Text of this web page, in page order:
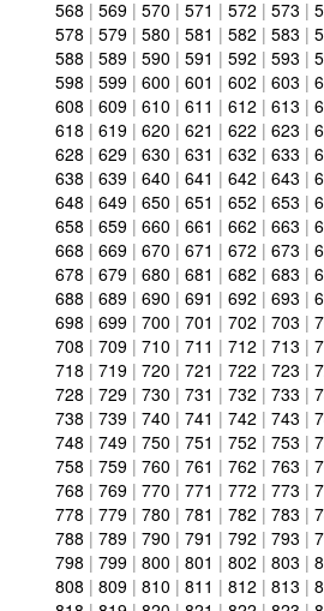
568 | 569 | 570 | 571 | 572 | 573 |
578 | 579 | 580 | 581 | 582 | 583 |
588 | 589 | 590 | 591 | 592 | 593 |
598 | 599 | 600 | 601 | 602 | 603 |
608 | 609 | 610 | 611 | 612 | 613 |
618 | 619 | 620 | 621 | 622 | 623 |
628 | 629 | 630 | 631 | 632 | 633 |
638 | 639 | 640 | 641 | 642 | 643 |
648 | 649 | 650 | 651 | 652 | 653 |
658 | 659 | 660 | 661 | 662 | 663 |
668 | 669 | 670 | 671 | 672 | 673 |
678 | 679 | 680 | 681 | 682 | 683 |
688 | 689 | 690 | 691 | 692 | 693 |
698 | 699 | 700 | 701 | 702 | 703 |
708 | 709 | 710 | 711 | 712 | 713 |
718 | 719 | 720 | 721 | 722 | 723 |
728 | 729 | 730 | 731 | 732 | 733 |
738 | 739 | 740 | 741 | 742 | 743 |
748 | 749 | 750 | 751 | 752 | 753 |
758 | 759 | 760 | 761 | 762 | 763 |
768 | 769 | 770 | 771 | 772 | 773 |
778 | 779 | 780 | 781 | 782 | 783 |
788 | 789 | 790 | 791 | 792 | 793 |
798 | 799 | 800 | 801 | 802 | 803 |
808 | 809 | 810 | 811 | 812 | 813 |